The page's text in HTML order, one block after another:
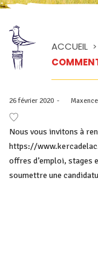
ACCUEIL >
Posted
on
26 février 2020 by
Nous vous invitons à
https://
offres d’emploi, stages
soumettre une